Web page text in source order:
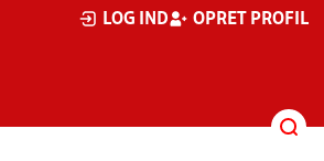
LOG IND OPRET PROFIL